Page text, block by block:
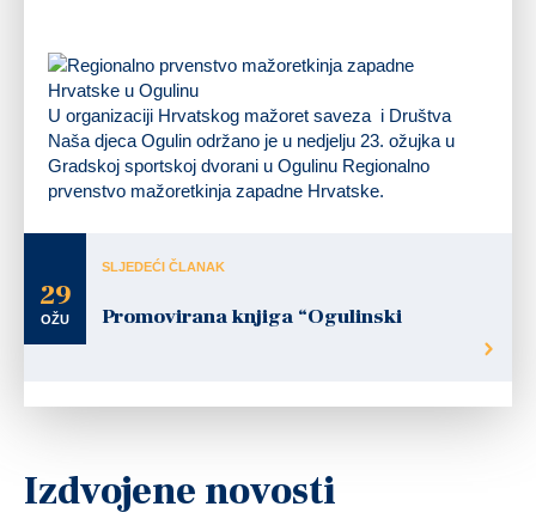
U organizaciji Hrvatskog mažoret saveza i Društva
Naša djeca Ogulin održano je u nedjelju 23. ožujka u
Gradskoj sportskoj dvorani u Ogulinu Regionalno
prvenstvo mažoretkinja zapadne Hrvatske.
29
OŽU
SLJEDEĆI ČLANAK
Promovirana knjiga “Ogulinski
Izdvojene novosti